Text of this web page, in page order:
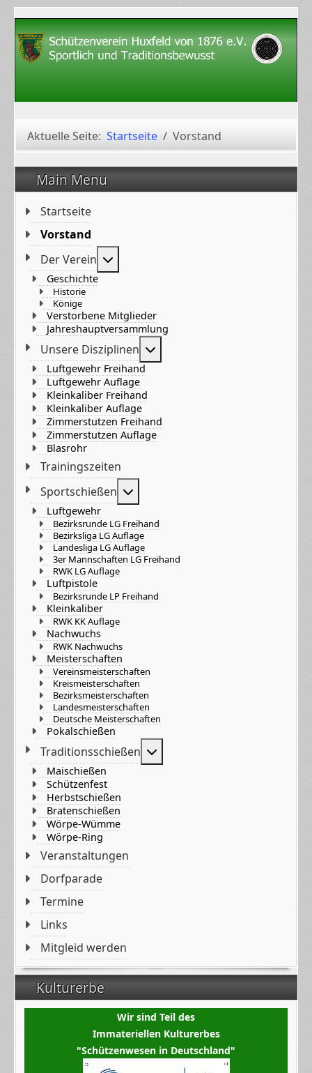
Aktuelle Seite: Startseite Vorstand
Main Menu
Startseite
Vorstand
Der Verein
Geschichte
Historie
Könige
Verstorbene Mitglieder
Jahreshauptversammlung
Unsere Disziplinen
Luftgewehr Freihand
Luftgewehr Auflage
Kleinkaliber Freihand
Kleinkaliber Auflage
Zimmerstutzen Freihand
Zimmerstutzen Auflage
Blasrohr
Trainingszeiten
Sportschießen
Luftgewehr
Bezirksrunde LG Freihand
Bezirksliga LG Auflage
Landesliga LG Auflage
3er Mannschaften LG Freihand
RWK LG Auflage
Luftpistole
Bezirksrunde LP Freihand
Kleinkaliber
RWK KK Auflage
Nachwuchs
RWK Nachwuchs
Meisterschaften
Vereinsmeisterschaften
Kreismeisterschaften
Bezirksmeisterschaften
Landesmeisterschaften
Deutsche Meisterschaften
Pokalschießen
Traditionsschießen
Maischießen
Schützenfest
Herbstschießen
Bratenschießen
Wörpe-Wümme
Wörpe-Ring
Veranstaltungen
Dorfparade
Termine
Links
Mitgleid werden
Kulturerbe
Wir sind Teil des
Immateriellen Kulturerbes
"Schützenwesen in Deutschland"